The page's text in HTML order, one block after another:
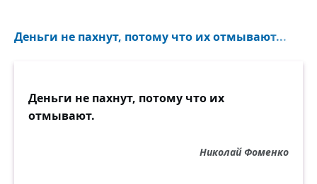
Деньги не пахнут, потому что их отмывают...
Деньги не пахнут, потому что их
отмывают.
Николай Фоменко